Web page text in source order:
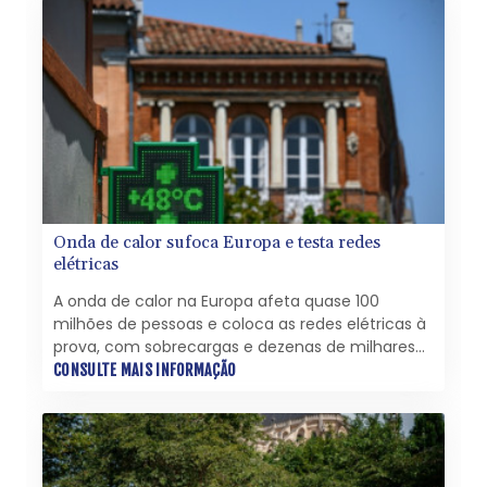
Onda de calor sufoca Europa e testa redes
elétricas
A onda de calor na Europa afeta quase 100
milhões de pessoas e coloca as redes elétricas à
prova, com sobrecargas e dezenas de milhares
de cidadãos sem energia.
CONSULTE MAIS INFORMAÇÃO